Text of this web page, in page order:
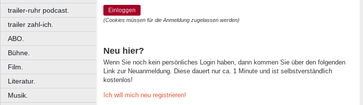
trailer-ruhr podcast.
trailer zahl-ich.
ABO.
Bühne.
Film.
Literatur.
Musik.
Einloggen
(Cookies müssen für die Anmeldung zugelassen werden)
Neu hier?
Wenn Sie noch kein persönliches Login haben, dann kommen Sie über den folgenden
Link zur Neuanmeldung. Diese dauert nur ca. 1 Minute und ist selbstverständlich
kostenlos!
Ich will mich neu registrieren!